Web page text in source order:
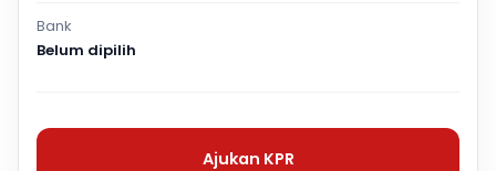
Bank
Belum dipilih
Ajukan KPR